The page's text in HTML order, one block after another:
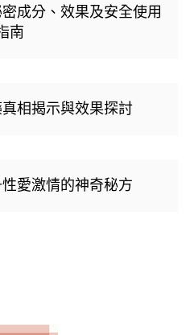
成分、效果及安全使用
南
相揭示與效果探討
愛激情的神奇秘方